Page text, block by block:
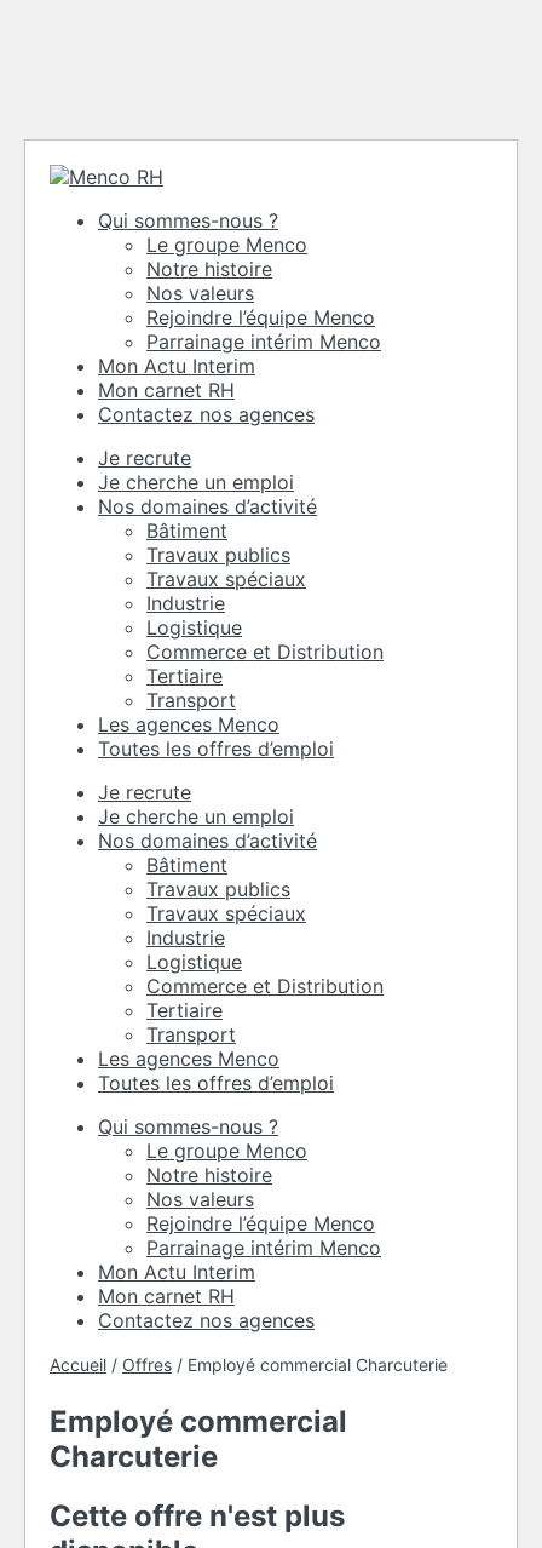
Qui sommes-nous ?
Le groupe Menco
Notre histoire
Nos valeurs
Rejoindre l’équipe Menco
Parrainage intérim Menco
Mon Actu Interim
Mon carnet RH
Contactez nos agences
Je recrute
Je cherche un emploi
Nos domaines d’activité
Bâtiment
Travaux publics
Travaux spéciaux
Industrie
Logistique
Commerce et Distribution
Tertiaire
Transport
Les agences Menco
Toutes les offres d’emploi
Je recrute
Je cherche un emploi
Nos domaines d’activité
Bâtiment
Travaux publics
Travaux spéciaux
Industrie
Logistique
Commerce et Distribution
Tertiaire
Transport
Les agences Menco
Toutes les offres d’emploi
Qui sommes-nous ?
Le groupe Menco
Notre histoire
Nos valeurs
Rejoindre l’équipe Menco
Parrainage intérim Menco
Mon Actu Interim
Mon carnet RH
Contactez nos agences
Accueil / Offres / Employé commercial Charcuterie
Employé commercial
Charcuterie
Cette offre n'est plus